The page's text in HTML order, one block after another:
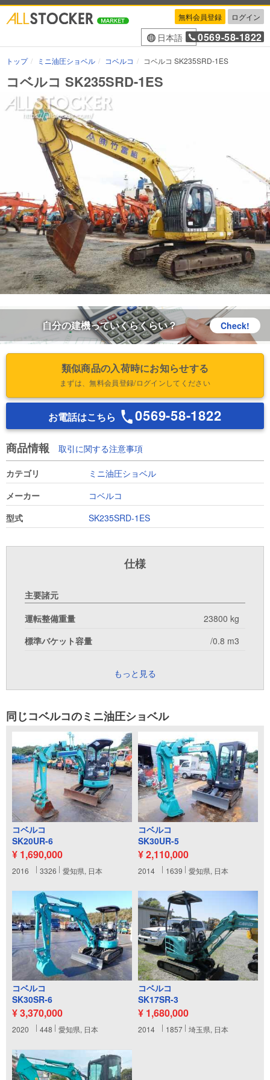
無料会員登録 ログイン
日本語 0569-58-1822
トップ ミニ油圧ショベル コベルコ コベルコ SK235SRD-1ES
コベルコ SK235SRD-1ES
自分の建機っていくらくらい？ Check!
類似商品の入荷時にお知らせする
まずは、無料会員登録/ログインしてください
お電話はこちら 0569-58-1822
商品情報 取引に関する注意事項
カテゴリ
ミニ油圧ショベル
メーカー
コベルコ
型式
SK235SRD-1ES
仕様
主要諸元
運転整備重量
23800 kg
標準バケット容量
/0.8 m3
もっと見る
同じコベルコのミニ油圧ショベル
コベルコ
SK20UR-6
¥ 1,690,000
2016 3326 愛知県, 日本
コベルコ
SK30UR-5
¥ 2,110,000
2014 1639 愛知県, 日本
コベルコ
SK30SR-6
¥ 3,370,000
2020 448 愛知県, 日本
コベルコ
SK17SR-3
¥ 1,680,000
2014 1857 埼玉県, 日本